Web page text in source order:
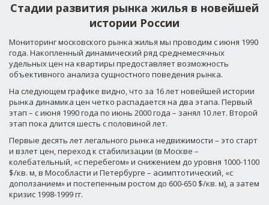
Стадии развития рынка жилья в новейшей
истории России
Мониторинг московского рынка жилья мы проводим с июня 1990
года. Накопленный динамический ряд среднемесячных
удельных цен на квартиры предоставляет возможность
объективного анализа сущностного поведения рынка.
На следующем графике видно, что за 16 лет новейшей истории
рынка динамика цен четко распадается на два этапа. Первый
этап – с июня 1990 года по июнь 2000 года – занял 10 лет. Второй
этап пока длится шесть с половиной лет.
Первые десять лет легального рынка недвижимости – это старт
и взлет цен, переход к стабилизации (в Москве –
колебательный, «с перебегом» и снижением до уровня 1000-1100
$/кв. м, в Мособласти и Петербурге – асимптотический, «с
доползанием» и постепенным ростом до 600-650 $/кв. м), а затем
кризис 1998-1999 гг.